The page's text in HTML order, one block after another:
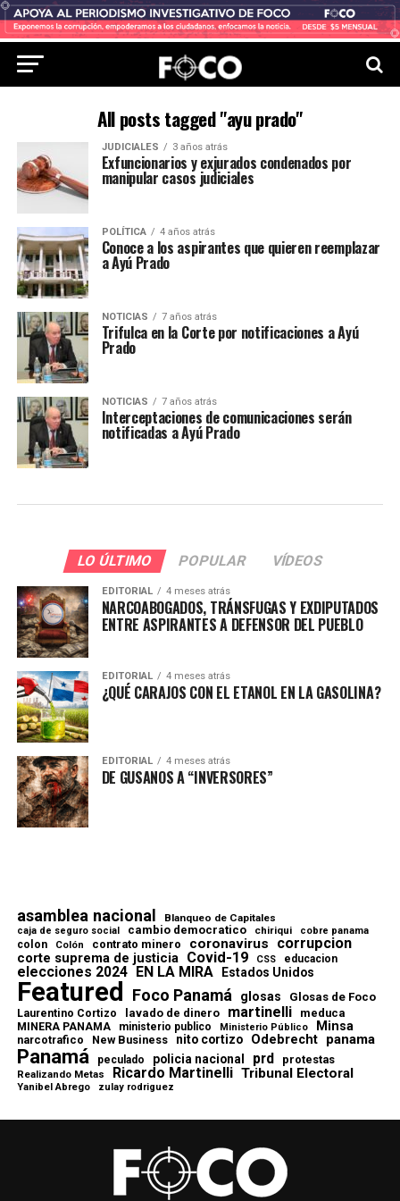
All posts tagged "ayu prado"
JUDICIALES 3 años atrás
Exfuncionarios y exjurados condenados por
manipular casos judiciales
POLÍTICA 4 años atrás
Conoce a los aspirantes que quieren reemplazar
a Ayú Prado
NOTICIAS 7 años atrás
Trifulca en la Corte por notificaciones a Ayú
Prado
NOTICIAS 7 años atrás
Interceptaciones de comunicaciones serán
notificadas a Ayú Prado
LO ÚLTIMO POPULAR VÍDEOS
EDITORIAL 4 meses atrás
NARCOABOGADOS, TRÁNSFUGAS Y EXDIPUTADOS
ENTRE ASPIRANTES A DEFENSOR DEL PUEBLO
EDITORIAL 4 meses atrás
¿QUÉ CARAJOS CON EL ETANOL EN LA GASOLINA?
EDITORIAL 4 meses atrás
DE GUSANOS A “INVERSORES”
asamblea nacional Blanqueo de Capitales
caja de seguro social cambio democratico chiriqui cobre panama
colon Colón contrato minero coronavirus corrupcion
corte suprema de justicia Covid-19 CSS educacion
elecciones 2024 EN LA MIRA Estados Unidos
Featured Foco Panamá glosas Glosas de Foco
Laurentino Cortizo lavado de dinero martinelli meduca
MINERA PANAMA ministerio publico Ministerio Público Minsa
narcotrafico New Business nito cortizo Odebrecht panama
Panamá peculado policia nacional prd protestas
Realizando Metas Ricardo Martinelli Tribunal Electoral
Yanibel Abrego zulay rodriguez